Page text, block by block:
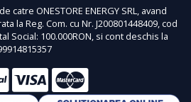
catre ONESTORE ENERGY SRL, avand
la Reg. Com. cu Nr. J200801448409, cod
Social: 100.000RON, si cont deschis la